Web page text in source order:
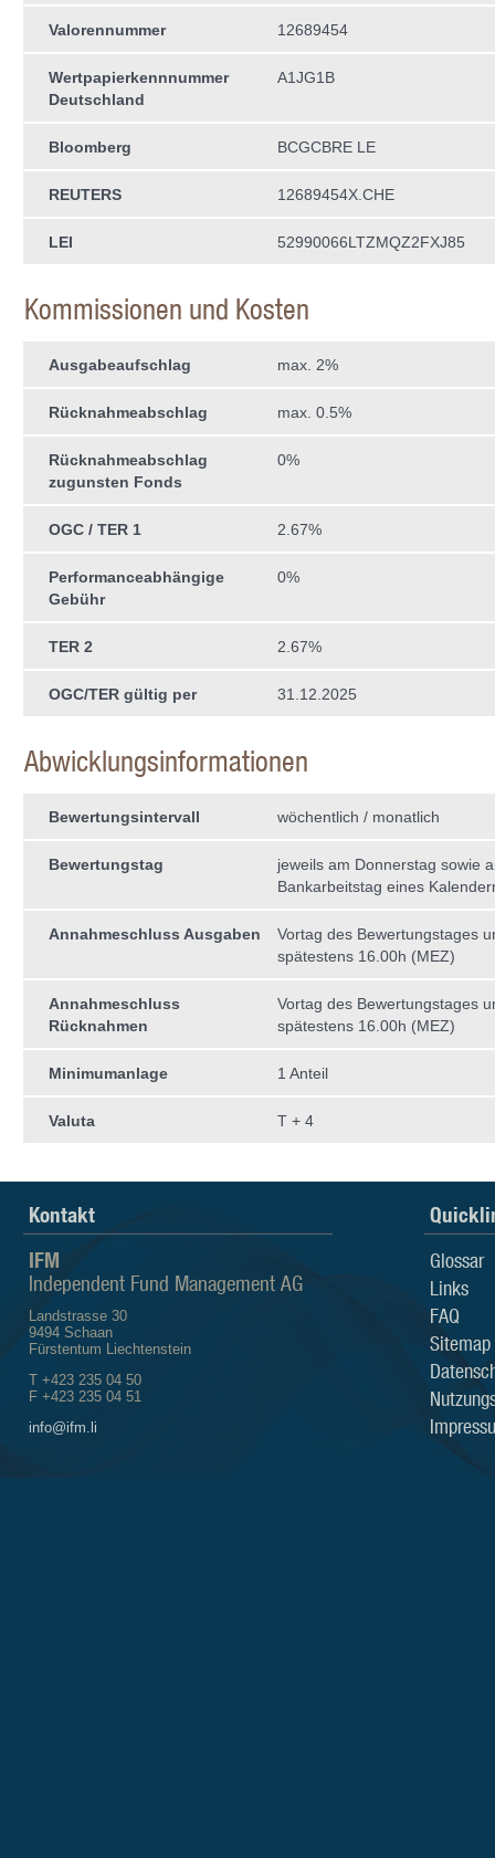
Valorennummer 12689454
Wertpapierkenn­nummer
Deutschland
A1JG1B
Bloomberg BCGCBRE LE
REUTERS 12689454X.CHE
LEI 52990066LTZMQZ2FXJ85
Kommissionen und Kosten
Ausgabeaufschlag max. 2%
Rücknahmeabschlag max. 0.5%
Rücknahmeabschlag
zugunsten Fonds
0%
OGC / TER 1 2.67%
Performanceabhängige
Gebühr
0%
TER 2 2.67%
OGC/TER gültig per 31.12.2025
Abwicklungsinformationen
Bewertungsintervall wöchentlich / monatlich
Bewertungstag
jeweils am Donnerstag sowie
Bankarbeitstag eines
Annahmeschluss Ausgaben
Vortag des Bewertungstages
spätestens 16.00h (MEZ)
Annahmeschluss
Rücknahmen
Vortag des Bewertungstages
spätestens 16.00h (MEZ)
Minimumanlage 1 Anteil
Valuta T + 4
Kontakt
IFM
Independent Fund Management AG
Landstrasse 30
9494 Schaan
Fürstentum Liechtenstein
T +423 235 04 50
F +423 235 04 51
info@ifm.li
Glossar
Links
FAQ
Sitemap